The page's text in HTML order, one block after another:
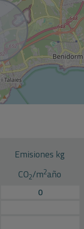
Emisiones kg
CO2/m2año
0